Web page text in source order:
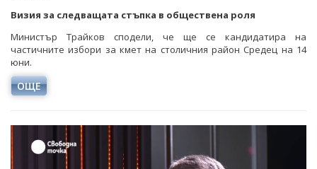
Визия за следващата стъпка в обществена роля
Министър Трайков сподели, че ще се кандидатира на
частичните избори за кмет на столичния район Средец на 14
юни.
ОЩЕ